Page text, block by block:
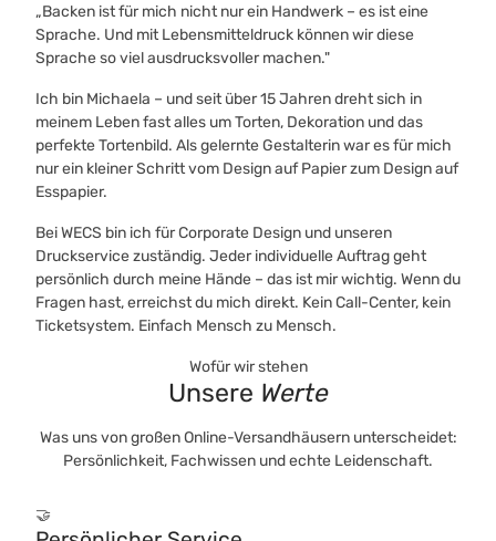
„Backen ist für mich nicht nur ein Handwerk – es ist eine
Sprache. Und mit Lebensmitteldruck können wir diese
Sprache so viel ausdrucksvoller machen."
Ich bin Michaela – und seit über 15 Jahren dreht sich in
meinem Leben fast alles um Torten, Dekoration und das
perfekte Tortenbild. Als gelernte Gestalterin war es für mich
nur ein kleiner Schritt vom Design auf Papier zum Design auf
Esspapier.
Bei WECS bin ich für Corporate Design und unseren
Druckservice zuständig. Jeder individuelle Auftrag geht
persönlich durch meine Hände – das ist mir wichtig. Wenn du
Fragen hast, erreichst du mich direkt. Kein Call-Center, kein
Ticketsystem. Einfach Mensch zu Mensch.
Wofür wir stehen
Unsere Werte
Was uns von großen Online-Versandhäusern unterscheidet:
Persönlichkeit, Fachwissen und echte Leidenschaft.
🤝